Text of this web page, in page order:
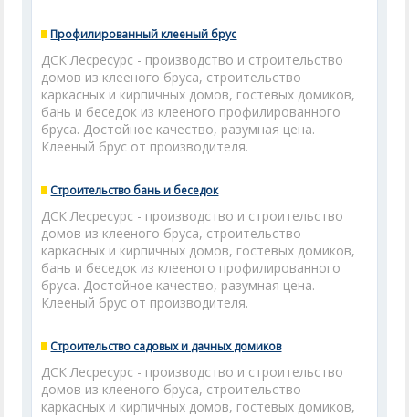
Профилированный клееный брус
ДСК Лесресурс - производство и строительство
домов из клееного бруса, строительство
каркасных и кирпичных домов, гостевых домиков,
бань и беседок из клееного профилированного
бруса. Достойное качество, разумная цена.
Клееный брус от производителя.
Строительство бань и беседок
ДСК Лесресурс - производство и строительство
домов из клееного бруса, строительство
каркасных и кирпичных домов, гостевых домиков,
бань и беседок из клееного профилированного
бруса. Достойное качество, разумная цена.
Клееный брус от производителя.
Строительство садовых и дачных домиков
ДСК Лесресурс - производство и строительство
домов из клееного бруса, строительство
каркасных и кирпичных домов, гостевых домиков,